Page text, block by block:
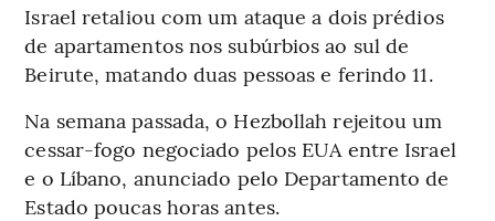
Israel retaliou com um ataque a dois prédios
de apartamentos nos subúrbios ao sul de
Beirute, matando duas pessoas e ferindo 11.
Na semana passada, o Hezbollah rejeitou um
cessar-fogo negociado pelos EUA entre Israel
e o Líbano, anunciado pelo Departamento de
Estado poucas horas antes.